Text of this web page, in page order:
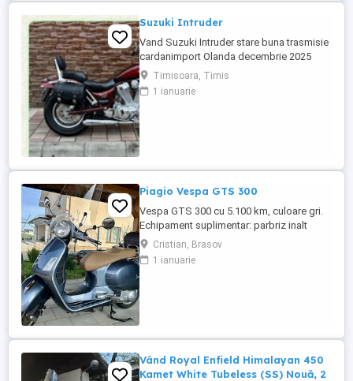
Suzuki Intruder
Vand Suzuki Intruder stare buna trasmisie
cardanimport Olanda decembrie 2025
inmatriculat RO IN FEBRUARIE Nu raspund
la mesaje.Schimb cu ATV plus sau minus
diferenta
Timisoara, Timis
1 ianuarie
Piagio Vespa GTS 300
Vespa GTS 300 cu 5.100 km, culoare gri.
Echipament suplimentar: parbriz inalt
Faco (montat 2026), geanta portbagaj
Classic; prelungitor scarite pasager;
suspensie fata Bitubo si frane fata spate
Cristian, Brasov
1 ianuarie
Vând Royal Enfield Himalayan 450
Kamet White Tubeless (SS) Nouă, 2